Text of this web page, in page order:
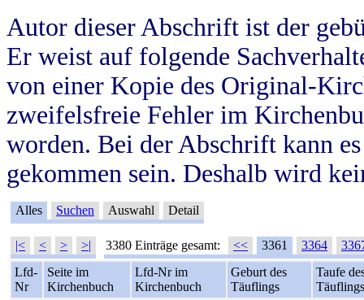
Autor dieser Abschrift ist der
Er weist auf folgende
von einer Kopie des Original-
zweifelsfreie Fehler im
worden. Bei der Abschrift kann
gekommen sein. Deshalb wird
Alles Suchen Auswahl Detail
|< < > >| 3380 Einträge gesamt: << 3361 3364
Lfd-
Nr
Seite im
Kirchenbuch
Lfd-Nr im
Kirchenbuch
Geburt des
Täuflings
Taufe
Täuflings